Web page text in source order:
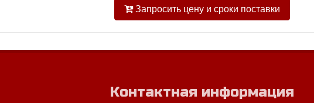
Запросить цену и сроки поставки
Контактная информация